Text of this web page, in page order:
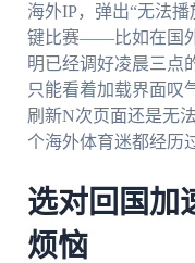
海外IP，弹出“无法
键比赛——比如在国
明已经调好凌晨三点
只能看着加载界面叹
刷新N次页面还是无
个海外体育迷都经历
选对回国加
烦恼